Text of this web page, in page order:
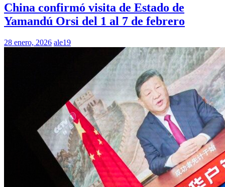
China confirmó visita de Estado de
Yamandú Orsi del 1 al 7 de febrero
28 enero, 2026 ale19